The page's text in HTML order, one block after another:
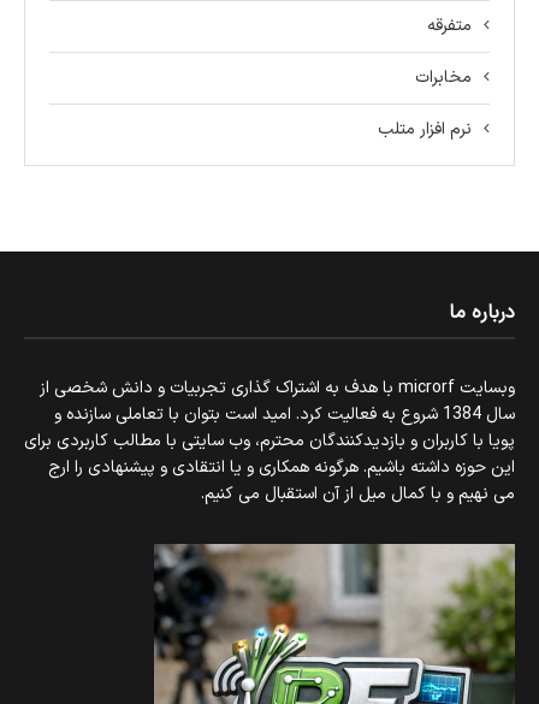
متفرقه
مخابرات
نرم افزار متلب
درباره ما
وبسایت microrf با هدف به اشتراک گذاری تجربیات و دانش شخصی از
سال 1384 شروع به فعالیت کرد. امید است بتوان با تعاملی سازنده و
پویا با کاربران و بازدیدکنندگان محترم، وب سایتی با مطالب کاربردی برای
این حوزه داشته باشیم. هرگونه همکاری و یا انتقادی و پیشنهادی را ارج
می نهیم و با کمال میل از آن استقبال می کنیم.